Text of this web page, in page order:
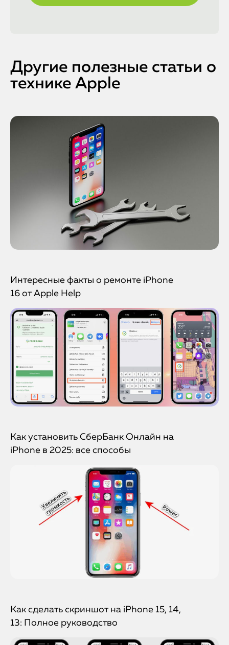
Другие полезные статьи о
технике Apple
Интересные факты о ремонте iPhone
16 от Apple Help
Как установить СберБанк Онлайн на
iPhone в 2025: все способы
Как сделать скриншот на iPhone 15, 14,
13: Полное руководство